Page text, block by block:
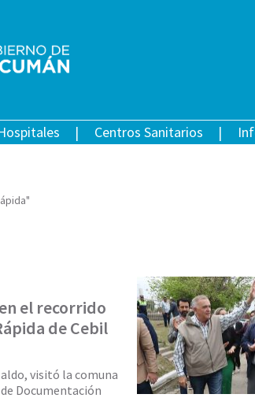
Centros Sanitarios
el recorrido
de Cebil
visitó la comuna
Documentación